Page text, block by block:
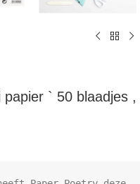
` 50 blaadjes ,